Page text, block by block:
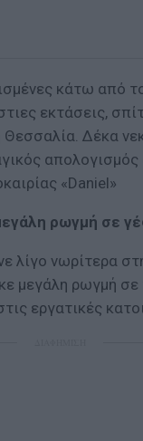
κάτω από
εκτάσεις,
Θεσσαλία. Δέκα
«Daniel»
ρωγμή σε
λίγο νωρίτερα
μεγάλη ρωγμή
εργατικές